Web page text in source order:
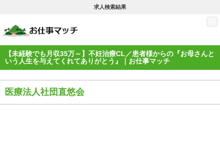
求人検索結果
【未経験でも月収35万～】不妊治療CL／患者様からの『お母さんと
いう人生を与えてくれてありがとう』｜お仕事マッチ
医療法人社団直悠会